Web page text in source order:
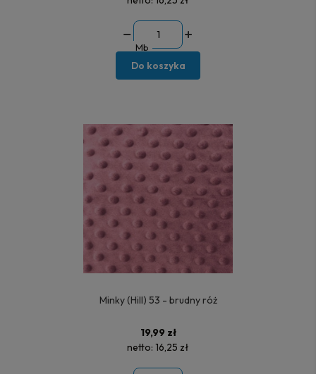
Mb
Do koszyka
Minky (Hill) 53 - brudny róż
19,99 zł
netto: 16,25 zł